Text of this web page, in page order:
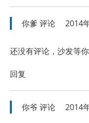
你爹 评论 2014
还没有评论，沙发等
回复
你爷 评论 2014